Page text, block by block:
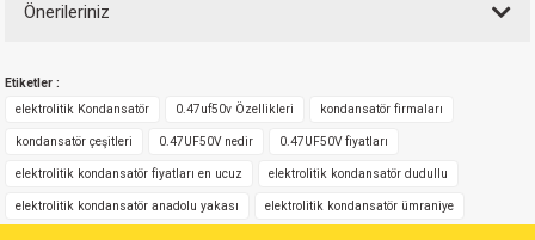
Önerileriniz
yetersiz gördüğünüz noktaları öneri formunu kullanarak tarafımıza
iletebilirsiniz.
Ürün açıklamasında eksik bilgiler bulunuyor.
Etiketler :
elektrolitik Kondansatör
0.47uf50v Özellikleri kondansatör firmaları
kondansatör çeşitleri 0.47UF50V nedir 0.47UF50V fiyatları
elektrolitik kondansatör fiyatları en ucuz elektrolitik kondansatör dudullu
elektrolitik kondansatör anadolu yakası elektrolitik kondansatör ümraniye